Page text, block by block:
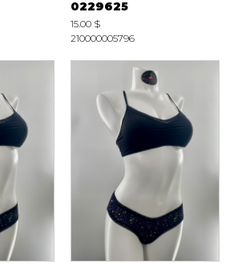
0229625
15.00 $
210000005796